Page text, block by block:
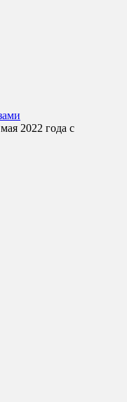
2022 года с